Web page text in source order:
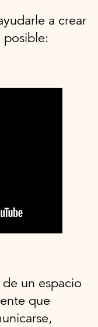
a crear
posible:
un espacio
que